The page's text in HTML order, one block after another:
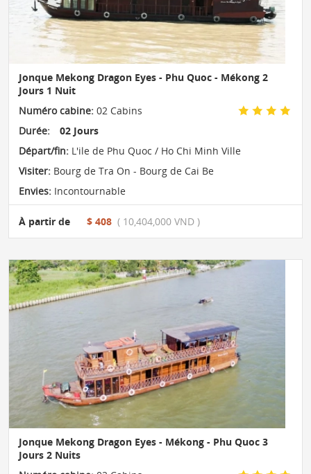
Jonque Mekong Dragon Eyes - Phu Quoc - Mékong 2
Jours 1 Nuit
Numéro cabine: 02 Cabins
Durée:
02 Jours
Départ/fin: L'ile de Phu Quoc / Ho Chi Minh Ville
Visiter: Bourg de Tra On - Bourg de Cai Be
Envies: Incontournable
À partir de $ 408 ( 10,404,000 VND )
Jonque Mekong Dragon Eyes - Mékong - Phu Quoc 3
Jours 2 Nuits